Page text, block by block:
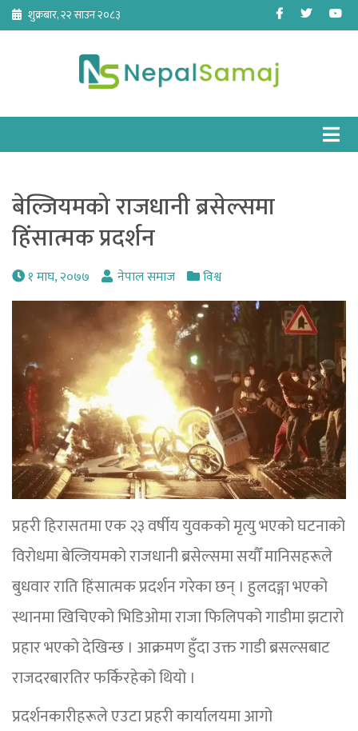
Skip
content
शुक्रबार, २२ साउन २०८३ Facebook
Twitter
बेल्जियमको राजधानी ब्रसेल्समा
हिंसात्मक प्रदर्शन
१ माघ, २०७७ नेपाल समाज विश्व
प्रहरी हिरासतमा एक २३ वर्षीय युवकको मृत्यु भएको घटनाको
विरोधमा बेल्जियमको राजधानी ब्रसेल्समा सयौँ मानिसहरूले
बुधवार राति हिंसात्मक प्रदर्शन गरेका छन् । हुलदङ्गा भएको
स्थानमा खिचिएको भिडिओमा राजा फिलिपको गाडीमा झटारो
प्रहार भएको देखिन्छ । आक्रमण हुँदा उक्त गाडी ब्रसल्सबाट
राजदरबारतिर फर्किरहेको थियो ।
प्रदर्शनकारीहरूले एउटा प्रहरी कार्यालयमा आगो